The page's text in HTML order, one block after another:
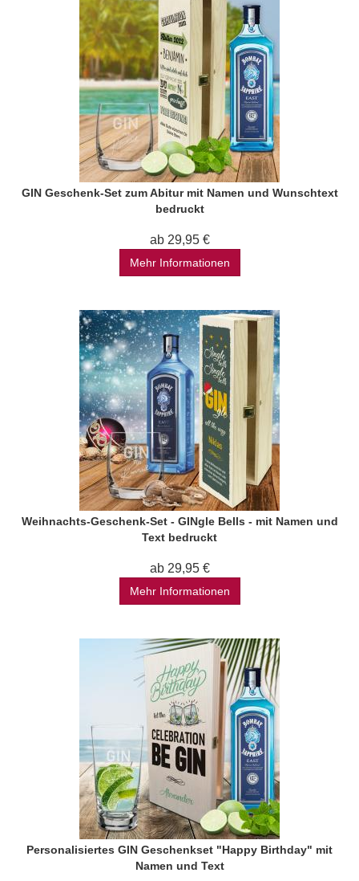
GIN Geschenk-Set zum Abitur mit Namen und Wunschtext
bedruckt
ab 29,95 €
Mehr Informationen
Weihnachts-Geschenk-Set - GINgle Bells - mit Namen und
Text bedruckt
ab 29,95 €
Mehr Informationen
Personalisiertes GIN Geschenkset "Happy Birthday" mit
Namen und Text